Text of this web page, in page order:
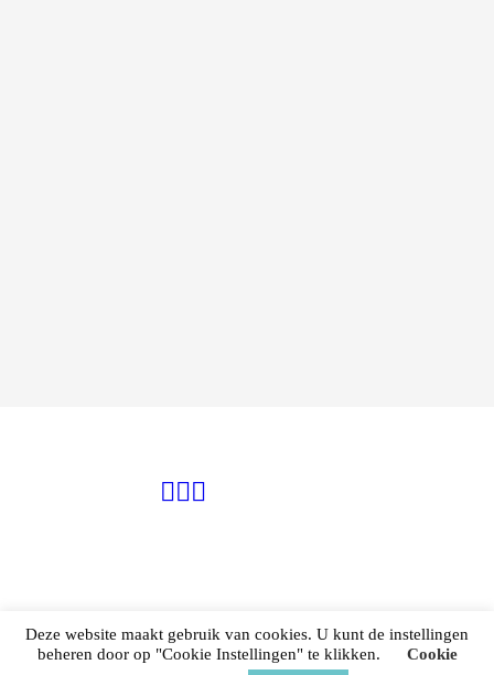
Deze website maakt gebruik van cookies. U kunt de instellingen
beheren door op "Cookie Instellingen" te klikken.
Cookie